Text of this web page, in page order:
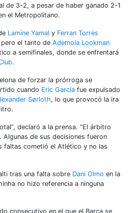
de 3-2, a pesar de haber ganado 2-1
el Metropolitano.
Lamine Yamal y Ferran Torres
pero el tanto de Ademola Lookman
a semifinales, donde se enfrentará
.
de forzar la prórroga se
cuando Eric García fue expulsado
Sørloth, lo que provocó la ira
declaró a la prensa. “El árbitro
de sus decisiones fueron
faltas cometió el Atlético y no las
tras una falta sobre Dani Olmo en la
no hizo referencia a ninguna
consecutivo en el que el Barça se